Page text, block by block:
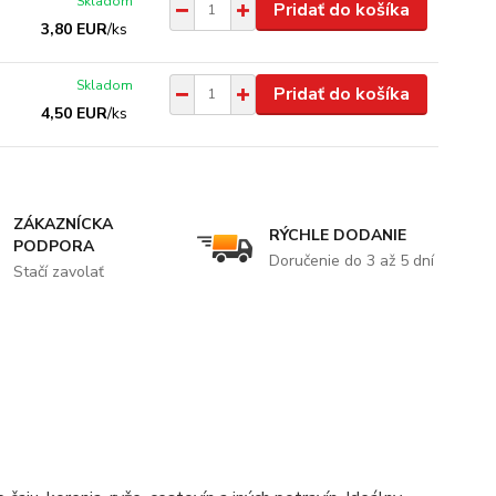
3,80 EUR/ks
Pridať do košíka
4,50 EUR/ks
Skladom Pridať do košíka
ZÁKAZNÍCKA
PODPORA
Stačí zavolať
RÝCHLE DODANIE
Doručenie do 3 až 5 dní